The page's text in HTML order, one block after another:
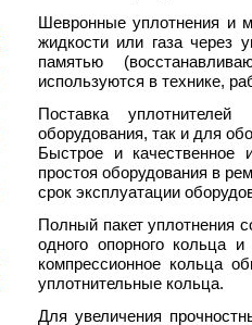
Шевронные уплотнения и
жидкости или газа через
памятью
используются в технике,
Поставка
оборудования, так и для
Быстрое и качественное
простоя оборудования в
срок эксплуатации
Полный пакет уплотнения
одного опорного кольца
компрессионное кольца
уплотнительные кольца.
Для увеличения